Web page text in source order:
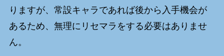
りますが、常設キャラであれば後から入手機会が
あるため、無理にリセマラをする必要はありませ
ん。